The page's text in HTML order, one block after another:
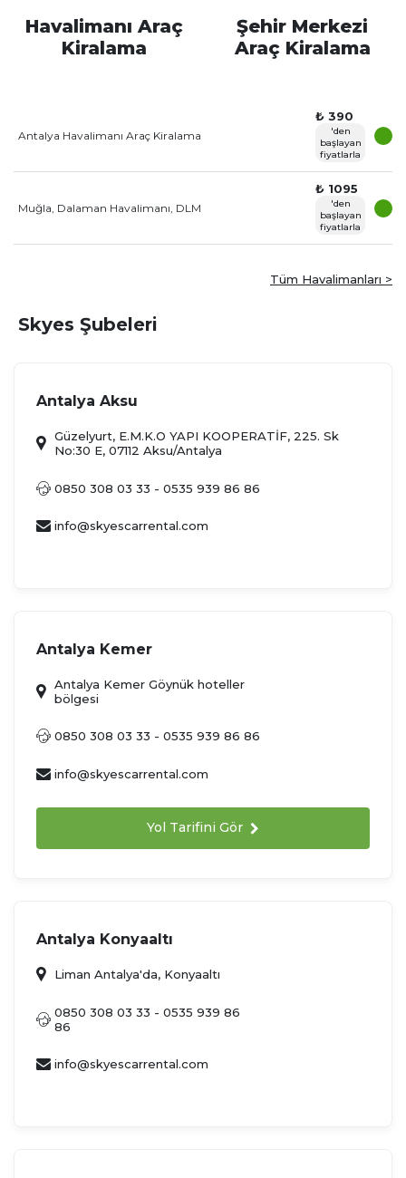
Havalimanı Araç
Kiralama
Şehir Merkezi
Araç Kiralama
Antalya Havalimanı Araç Kiralama
₺ 390
'den
başlayan
fiyatlarla
Muğla, Dalaman Havalimanı, DLM
₺ 1095
'den
başlayan
fiyatlarla
Tüm Havalimanları >
Skyes Şubeleri
Antalya Aksu
Güzelyurt, E.M.K.O YAPI KOOPERATİF, 225. Sk
No:30 E, 07112 Aksu/Antalya
0850 308 03 33 - 0535 939 86 86
info@skyescarrental.com
Antalya Kemer
Antalya Kemer Göynük hoteller
bölgesi
0850 308 03 33 - 0535 939 86 86
info@skyescarrental.com
Yol Tarifini Gör
Antalya Konyaaltı
Liman Antalya'da, Konyaaltı
0850 308 03 33 - 0535 939 86
86
info@skyescarrental.com